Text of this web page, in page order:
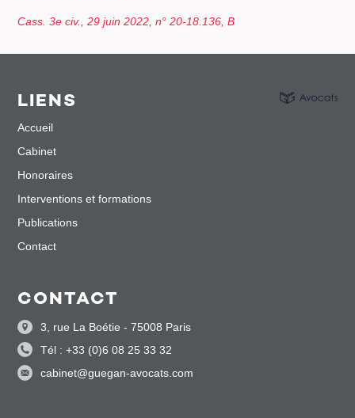
Cass. 3e civ., 29 juin 2022, n° 20-18.136, B
LIENS
Accueil
Cabinet
Honoraires
Interventions et formations
Publications
Contact
CONTACT
3, rue La Boétie - 75008 Paris
Tél : +33 (0)6 08 25 33 32
cabinet@guegan-avocats.com